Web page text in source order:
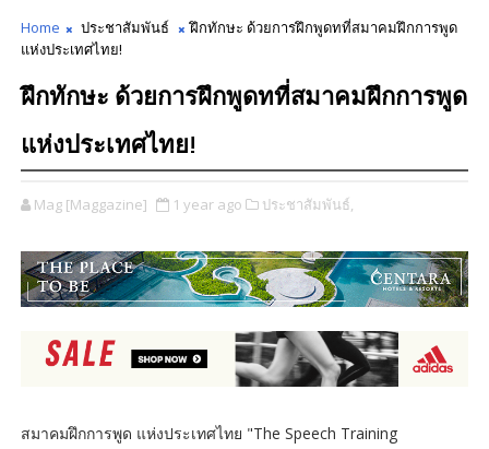
Home ประชาสัมพันธ์
ฝึกทักษะ ด้วยการฝึกพูดทที่สมาคมฝึกการพูด
แห่งประเทศไทย!
ฝึกทักษะ ด้วยการฝึกพูดทที่สมาคมฝึกการพูด
แห่งประเทศไทย!
Mag [Maggazine] 1 year ago ประชาสัมพันธ์,
สมาคมฝึกการพูด แห่งประเทศไทย "The Speech Training